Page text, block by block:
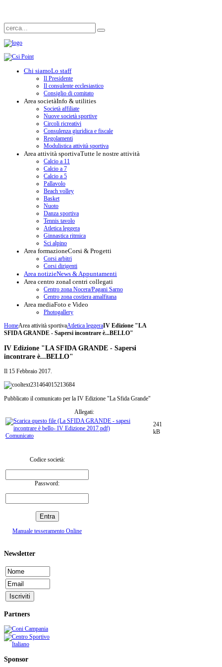
Chi siamoLo staff
Il Presidente
Il consulente ecclesiastico
Consiglio di comitato
Area societàInfo & utilities
Società affiliate
Nuove società sportive
Circoli ricreativi
Consulenza giuridica e fiscale
Regolamenti
Modulistica attività sportiva
Area attività sportivaTutte le nostre attività
Calcio a 11
Calcio a 7
Calcio a 5
Pallavolo
Beach volley
Basket
Nuoto
Danza sportiva
Tennis tavolo
Atletica leggera
Ginnastica ritmica
Sci alpino
Area formazioneCorsi & Progetti
Corsi arbitri
Corsi dirigenti
Area notizieNews & Appuntamenti
Area centro zonaI centri collegati
Centro zona Nocera/Pagani Sarno
Centro zona costiera amalfitana
Area mediaFoto e Video
Photogallery
HomeArea attività sportivaAtletica leggeraIV Edizione "LA
SFIDA GRANDE - Sapersi incontrare è...BELLO"
IV Edizione "LA SFIDA GRANDE - Sapersi
incontrare è...BELLO"
Il 15 Febbraio 2017.
Pubblicato il comunicato per la IV Edizione "La Sfida Grande"
Allegati:
Comunicato
241
kB
Codice società:
Password:
Manuale tesseramento Online
Newsletter
Partners
Sponsor